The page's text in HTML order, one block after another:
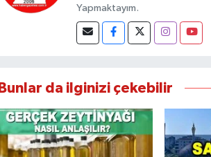
Yapmaktayım.
Bunlar da ilginizi çekebilir